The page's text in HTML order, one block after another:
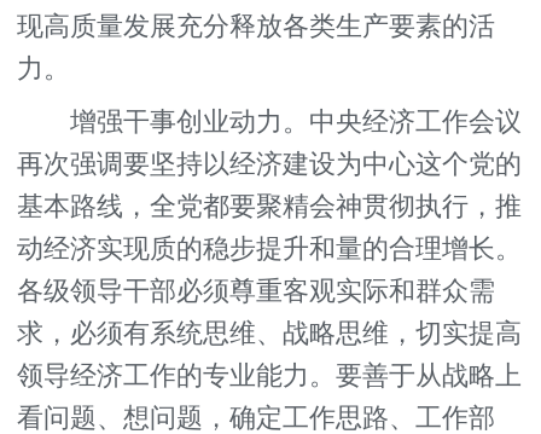
现高质量发展充分释放各类生产要素的活
力。
增强干事创业动力。中央经济工作会议
再次强调要坚持以经济建设为中心这个党的
基本路线，全党都要聚精会神贯彻执行，推
动经济实现质的稳步提升和量的合理增长。
各级领导干部必须尊重客观实际和群众需
求，必须有系统思维、战略思维，切实提高
领导经济工作的专业能力。要善于从战略上
看问题、想问题，确定工作思路、工作部